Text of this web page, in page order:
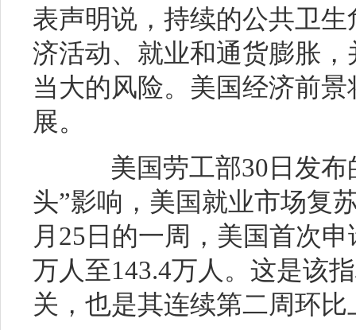
表声明说，持续的公共卫
济活动、就业和通货膨胀
当大的风险。美国经济前
展。
美国劳工部30日发布
头”影响，美国就业市场复
月25日的一周，美国首次
万人至143.4万人。这是该
关，也是其连续第二周环比